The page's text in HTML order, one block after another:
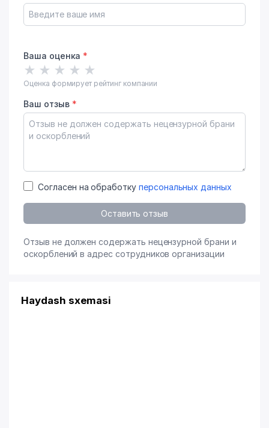
Ваша оценка *
★ ★ ★ ★ ★
Оценка формирует рейтинг компании
Ваш отзыв *
Согласен на обработку персональных данных
Оставить отзыв
Отзыв не должен содержать нецензурной брани и
оскорблений в адрес сотрудников организации
Haydash sxemasi